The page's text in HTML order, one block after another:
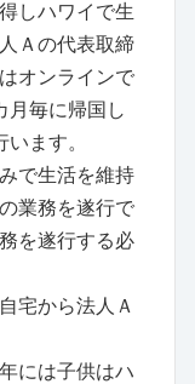
しハワイで生
Ａの代表取締
オンラインで
月毎に帰国し
ます。
で生活を維持
業務を遂行で
を遂行する必
宅から法人Ａ
には子供はハ